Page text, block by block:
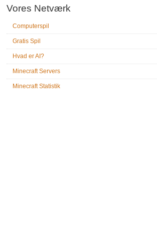
Vores Netværk
Computerspil
Gratis Spil
Hvad er AI?
Minecraft Servers
Minecraft Statistik